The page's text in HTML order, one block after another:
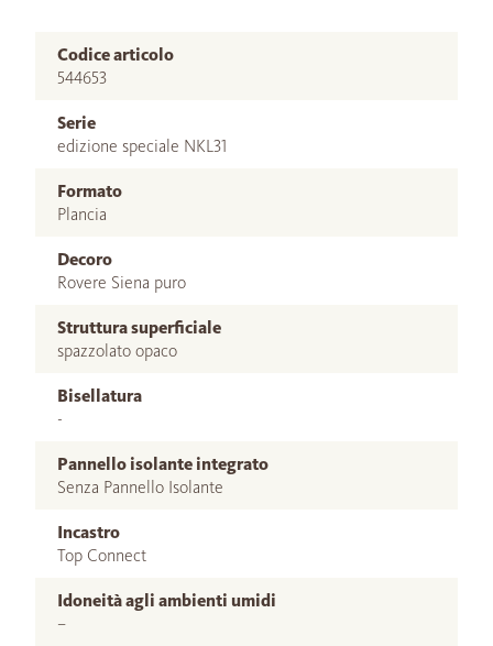
Codice articolo
544653
Serie
edizione speciale NKL31
Formato
Plancia
Decoro
Rovere Siena puro
Struttura superficiale
spazzolato opaco
Bisellatura
-
Pannello isolante integrato
Senza Pannello Isolante
Incastro
Top Connect
Idoneità agli ambienti umidi
–